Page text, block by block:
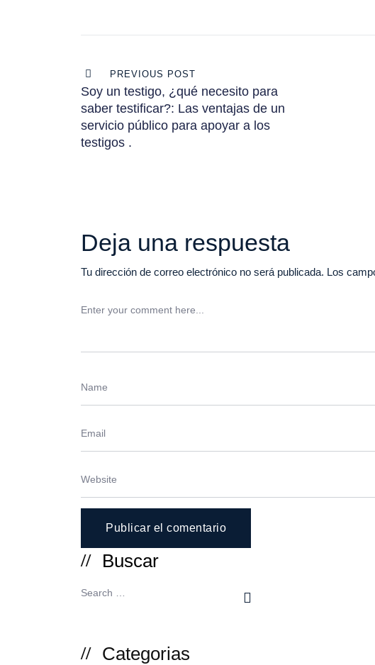
de
entradas
PREVIOUS POST
Soy un testigo, ¿qué necesito para
saber testificar?: Las ventajas de un
servicio público para apoyar a los
testigos .
Deja una respuesta
Tu dirección de correo electrónico no será publicada. Los
Buscar
Categorias